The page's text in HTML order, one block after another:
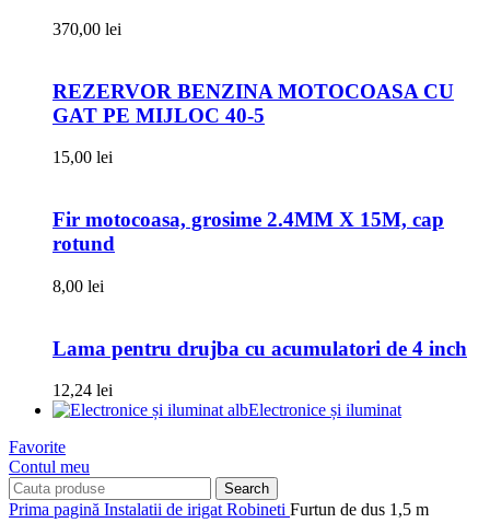
370,00 lei
REZERVOR BENZINA MOTOCOASA CU
GAT PE MIJLOC 40-5
15,00 lei
Fir motocoasa, grosime 2.4MM X 15M, cap
rotund
8,00 lei
Lama pentru drujba cu acumulatori de 4 inch
12,24 lei
Electronice și iluminat
Favorite
Contul meu
Search
Prima pagină Instalatii de irigat Robineti Furtun de dus 1,5 m